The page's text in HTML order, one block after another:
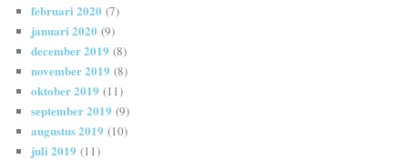
februari 2020 (7)
januari 2020 (9)
december 2019 (8)
november 2019 (8)
oktober 2019 (11)
september 2019 (9)
augustus 2019 (10)
juli 2019 (11)